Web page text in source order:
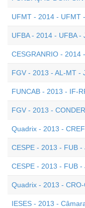
UFMT - 2014 - UFMT
UFBA - 2014 - UFBA -
CESGRANRIO - 2014
FGV - 2013 - AL-MT -
FUNCAB - 2013 - IF-
FGV - 2013 -
Quadrix - 2013 -
CESPE - 2013 - FUB
CESPE - 2013 - FUB -
Quadrix - 2013 -
IESES - 2013 -